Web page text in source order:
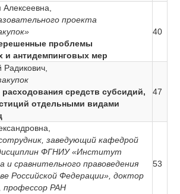
проекта
проблемы
и антидемпинговых мер
40
средств субсидий,
отдельными видами
47
заведующий кафедрой
ФГНИУ «Институт
и сравнительного правоведения
Российской Федерации», доктор
профессор РАН
53